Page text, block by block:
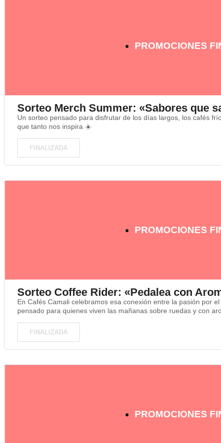
PROMOCIONES
Sorteo Merch Summer: «Sabores que
Un sorteo pensado para disfrutar de los días largos, los cafés
que tanto nos inspira ☀️
FINALIZADA
PROMOCIONES
Sorteo Coffee Rider: «Pedalea con
En Cafés Camali celebramos esa conexión entre la pasión por
pensado para quienes viven las mañanas sobre ruedas y con
FINALIZADA
PROMOCIONES